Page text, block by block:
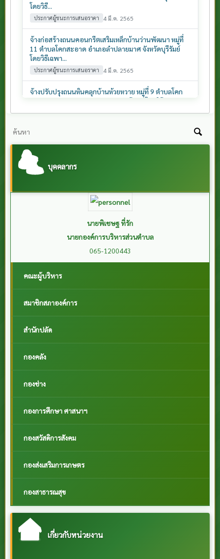
บุคคลากร
นายบุญเรียน คำคง
รองนายกองค์การบริหารส่วนตำบลโคกสะอาด
081-8798550
คณะผู้บริหาร
สมาชิกสภาองค์การ
สำนักปลัด
กองคลัง
กองช่าง
กองการศึกษา ศาสนาฯ
กองสวัสดิการสังคม
กองส่งเสริมการเกษตร
กองสาธารณสุข
เกี่ยวกับหน่วยงาน